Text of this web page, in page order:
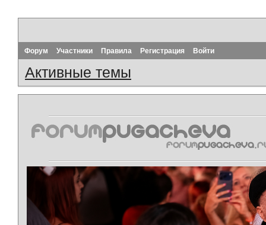
Форум Участники Правила Регистрация Войти
Активные темы